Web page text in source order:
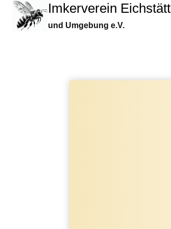
Zum
Inhalt
Imkerverein Eichstätt
und Umgebung e.V.